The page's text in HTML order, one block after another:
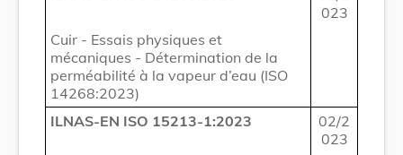
023
Cuir - Essais physiques et
mécaniques - Détermination de la
perméabilité à la vapeur d’eau (ISO
14268:2023)
ILNAS-EN ISO 15213-1:2023
02/2
023